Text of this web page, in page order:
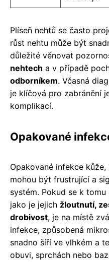
Plíseň nehtů se často
růst nehtu může být
důležité věnovat
nehtech a v případě
odborníkem. Včasná
je klíčová pro zabránění
komplikací.
Opakované
Opakované infekce
mohou být frustrující a
systém. Pokud se k
jako je jejich žloutnutí,
drobivost, je na místě
infekce, způsobená
snadno šíří ve vlhkém a
obuvi, sprchách nebo